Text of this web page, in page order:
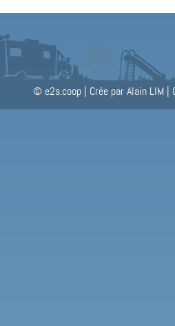
© e2s.coop | Crée par Alain LIM |